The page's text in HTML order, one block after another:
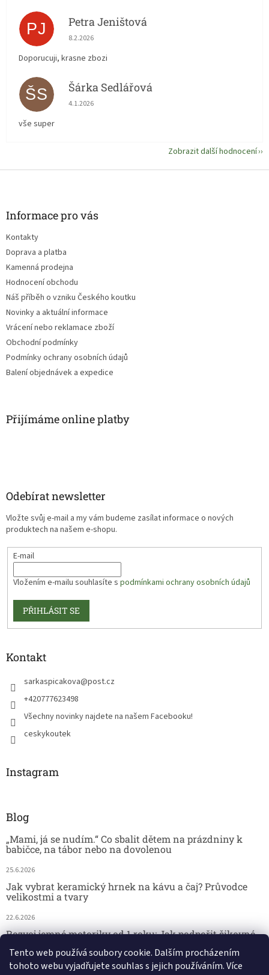
Tento web používá soubory cookie. Dalším procházením
tohoto webu vyjadřujete souhlas s jejich používáním. Více
PJ Petra Jeništová
Hodnocení obchodu je 5 z 5 hvězdiček.
8.2.2026
Doporucuji, krasne zbozi
ŠS Šárka Sedlářová
Hodnocení obchodu je 5 z 5 hvězdiček.
4.1.2026
vše super
Zobrazit další hodnocení
Informace pro vás
Kontakty
Doprava a platba
Kamenná prodejna
Hodnocení obchodu
Náš příběh o vzniku Českého koutku
Novinky a aktuální informace
Vrácení nebo reklamace zboží
Obchodní podmínky
Podmínky ochrany osobních údajů
Balení objednávek a expedice
Přijímáme online platby
Odebírat newsletter
Vložte svůj e-mail a my vám budeme zasílat informace o nových
produktech na našem e-shopu.
E-mail
Vložením e-mailu souhlasíte s podmínkami ochrany osobních údajů
PŘIHLÁSIT SE
Kontakt
sarkaspicakova@post.cz
+420777623498
Všechny novinky najdete na našem Facebooku!
ceskykoutek
Instagram
Blog
„Mami, já se nudím.“ Co sbalit dětem na prázdniny k
babičce, na tábor nebo na dovolenou
25.6.2026
Jak vybrat keramický hrnek na kávu a čaj? Průvodce
velikostmi a tvary
22.6.2026
Rozvoj jemné motoriky od 1 roku: Jak podpořit šikovné
18.6.2026